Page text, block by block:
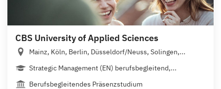
CBS University of Applied Sciences
Mainz, Köln, Berlin, Düsseldorf/Neuss, Solingen,...
Strategic Management (EN) berufsbegleitend,...
Berufsbegleitendes Präsenzstudium